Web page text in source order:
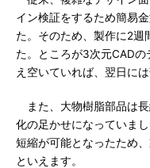
イン検証をするため簡易
た。そのため、製作に2週
た。ところが3次元CADの
え空いていれば、翌日に
また、大物樹脂部品は
化の足かせになっていま
短縮が可能となったため
といえます。